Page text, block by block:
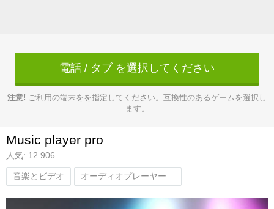
電話 / タブ を選択してください
注意! ご利用の端末をを指定してください。互換性のあるゲームを選択し
ます。
Music player pro
人気: 12 906
音楽とビデオ オーディオプレーヤー